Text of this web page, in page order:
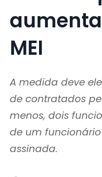
MEI
A medida deve
de contratados
menos, dois
de um
assinada.